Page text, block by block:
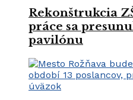
Rekonštrukcia
práce sa
pavilónu